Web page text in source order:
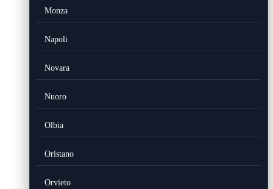
Monza
Napoli
Novara
Nuoro
Olbia
Oristano
Orvieto